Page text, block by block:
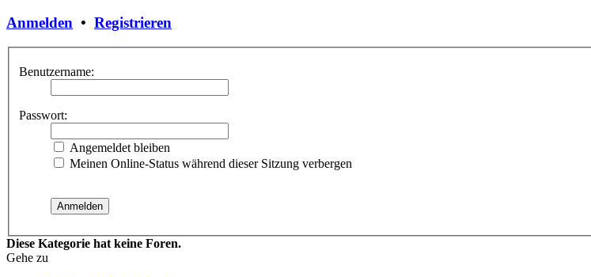
Anmelden • Registrieren
Benutzername:
Passwort:
Angemeldet bleiben
Meinen Online-Status während dieser Sitzung verbergen
Diese Kategorie hat keine Foren.
Gehe zu